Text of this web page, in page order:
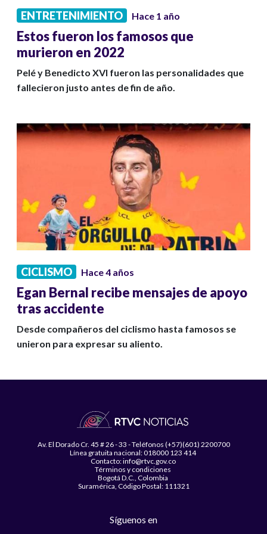
ENTRETENIMIENTO Hace 1 año
Estos fueron los famosos que
murieron en 2022
Pelé y Benedicto XVI fueron las personalidades que
fallecieron justo antes de fin de año.
CICLISMO Hace 4 años
Egan Bernal recibe mensajes de apoyo
tras accidente
Desde compañeros del ciclismo hasta famosos se
unieron para expresar su aliento.
Av. El Dorado Cr. 45 # 26 - 33 - Teléfonos (+57)(601) 2200700
Línea gratuita nacional: 018000 123 414
Contacto: info@rtvc.gov.co
Términos y condiciones
Bogotá D.C., Colombia
Suramérica, Código Postal: 111321
Síguenos en